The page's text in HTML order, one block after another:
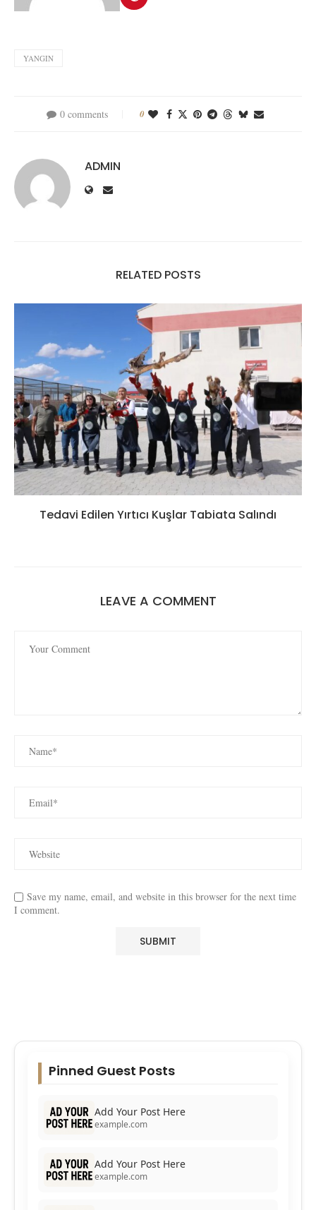
YANGIN
0 comments 0
ADMIN
RELATED POSTS
Tedavi Edilen Yırtıcı Kuşlar Tabiata Salındı
LEAVE A COMMENT
Save my name, email, and website in this browser for the next time
I comment.
Pinned Guest Posts
Add Your Post Here
example.com
Add Your Post Here
example.com